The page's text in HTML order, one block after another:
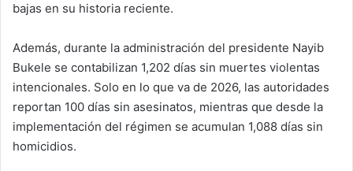
bajas en su historia reciente.
Además, durante la administración del presidente Nayib
Bukele se contabilizan 1,202 días sin muertes violentas
intencionales. Solo en lo que va de 2026, las autoridades
reportan 100 días sin asesinatos, mientras que desde la
implementación del régimen se acumulan 1,088 días sin
homicidios.